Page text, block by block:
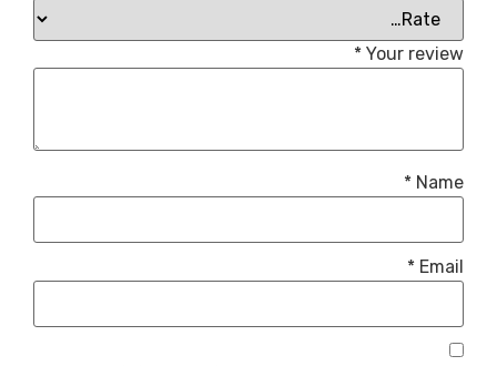
Your review
*
Name
*
Email
*